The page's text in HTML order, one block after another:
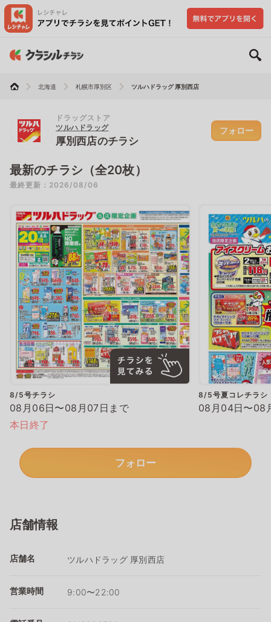
北海道 札幌市厚別区 ツルハドラッグ 厚別西店
ドラッグストア
ツルハドラッグ
厚別西店のチラシ
フォロー
最新のチラシ（全20枚）
最終更新：2026/08/06
8/5号チラシ
08月06日〜08月07日まで
本日終了
8/5号夏コレチラシ
08月04日〜08
フォロー
店舗情報
店舗名 ツルハドラッグ 厚別西店
営業時間 9:00〜22:00